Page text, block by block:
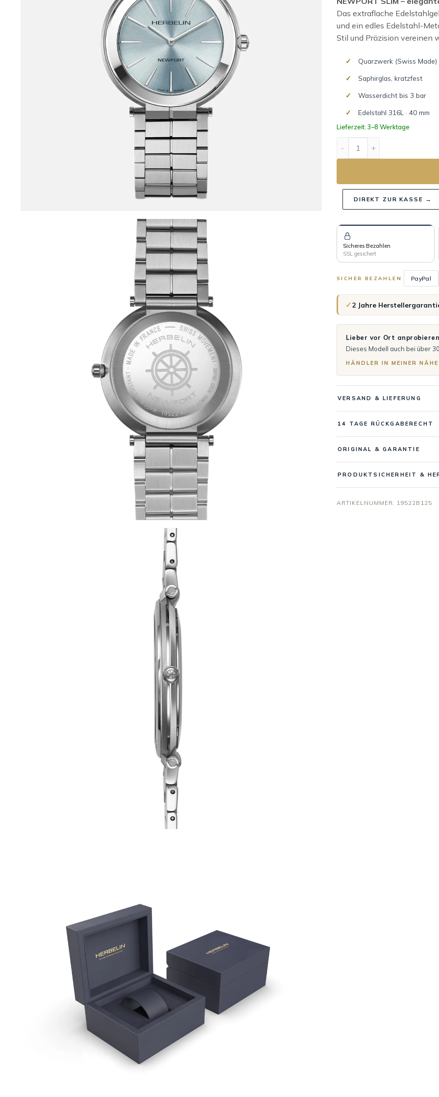
Das extraflache
und ein edles Edelstahl-
Stil und Präzision vereinen
Quarzwerk (Swiss Made)
Saphirglas, kratzfest
Wasserdicht bis 3 bar
Edelstahl 316L · 40 mm
Lieferzeit: 3–8 Werktage
DIREKT ZUR KASSE →
Sicheres Bezahlen
SSL gesichert
SICHER BEZAHLEN PayPal
✓2 Jahre
Lieber vor Ort
Dieses Modell auch bei über
HÄNDLER IN MEINER
VERSAND & LIEFERUNG
14 TAGE RÜCKGABERECHT
ORIGINAL & GARANTIE
PRODUKTSICHERHEIT &
ARTIKELNUMMER: 19522B125